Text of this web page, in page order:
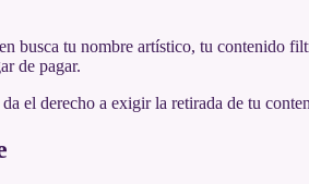
busca tu nombre artístico, tu contenido
de pagar.
el derecho a exigir la retirada de tu